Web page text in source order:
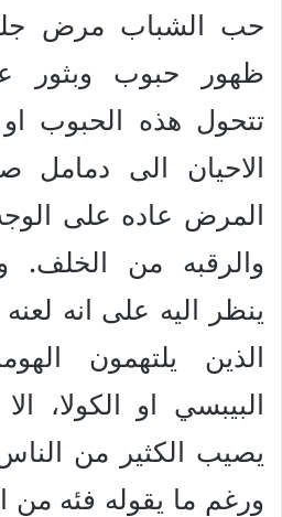
حب الشباب مرض
ظهور حبوب وبثور
تتحول هذه الحبوب
الاحيان الى دمامل
المرض عاده على
والرقبه من الخلف.
ينظر اليه على انه
الذين يلتهمون
البيبسي او الكولا،
يصيب الكثير من
ورغم ما يقوله فئه